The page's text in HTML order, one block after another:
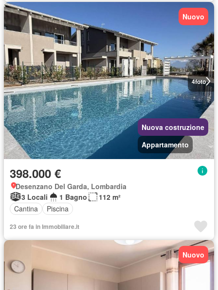
4foto
Nuovo
Nuova costruzione
Appartamento
398.000 €
Desenzano Del Garda, Lombardia
3 Locali
1 Bagno
112 m²
Cantina
Piscina
23 ore fa in Immobiliare.it
Nuovo